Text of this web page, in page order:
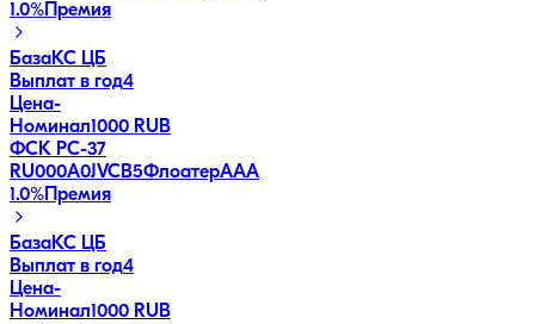
1.0%Премия
БазаКС ЦБ
Выплат в год4
Цена-
Номинал1000 RUB
ФСК РС-37
RU000A0JVCB5ФлоатерAAA
1.0%Премия
БазаКС ЦБ
Выплат в год4
Цена-
Номинал1000 RUB